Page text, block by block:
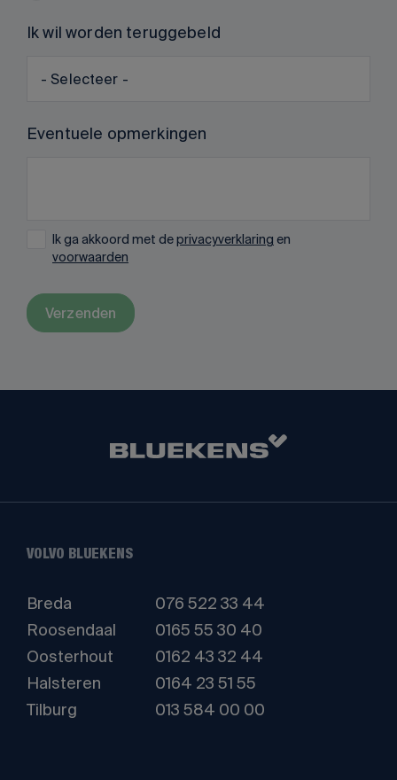
Ik wil worden teruggebeld
Eventuele opmerkingen
Ik ga akkoord met deprivacyverklaring en
voorwaarden
Verzenden
VOLVO BLUEKENS
Breda
076 522 33 44
Roosendaal
0165 55 30 40
Oosterhout
0162 43 32 44
Halsteren
0164 23 51 55
Tilburg
013 584 00 00